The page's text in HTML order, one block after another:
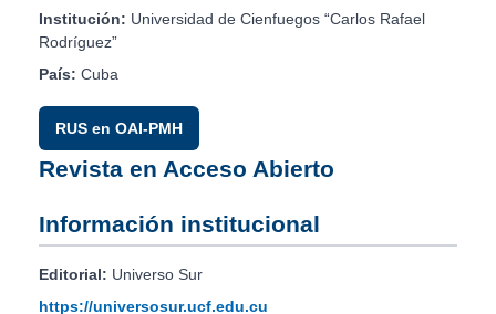
Institución: Universidad de Cienfuegos “Carlos Rafael
Rodríguez”
País: Cuba
RUS en OAI-PMH
Revista en Acceso Abierto
Información institucional
Editorial: Universo Sur
https://universosur.ucf.edu.cu